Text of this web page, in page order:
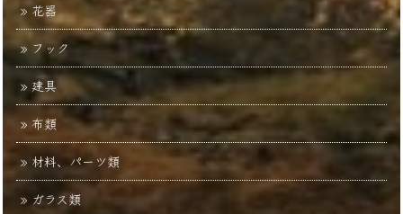
花器
フック
建具
布類
材料、パーツ類
ガラス類